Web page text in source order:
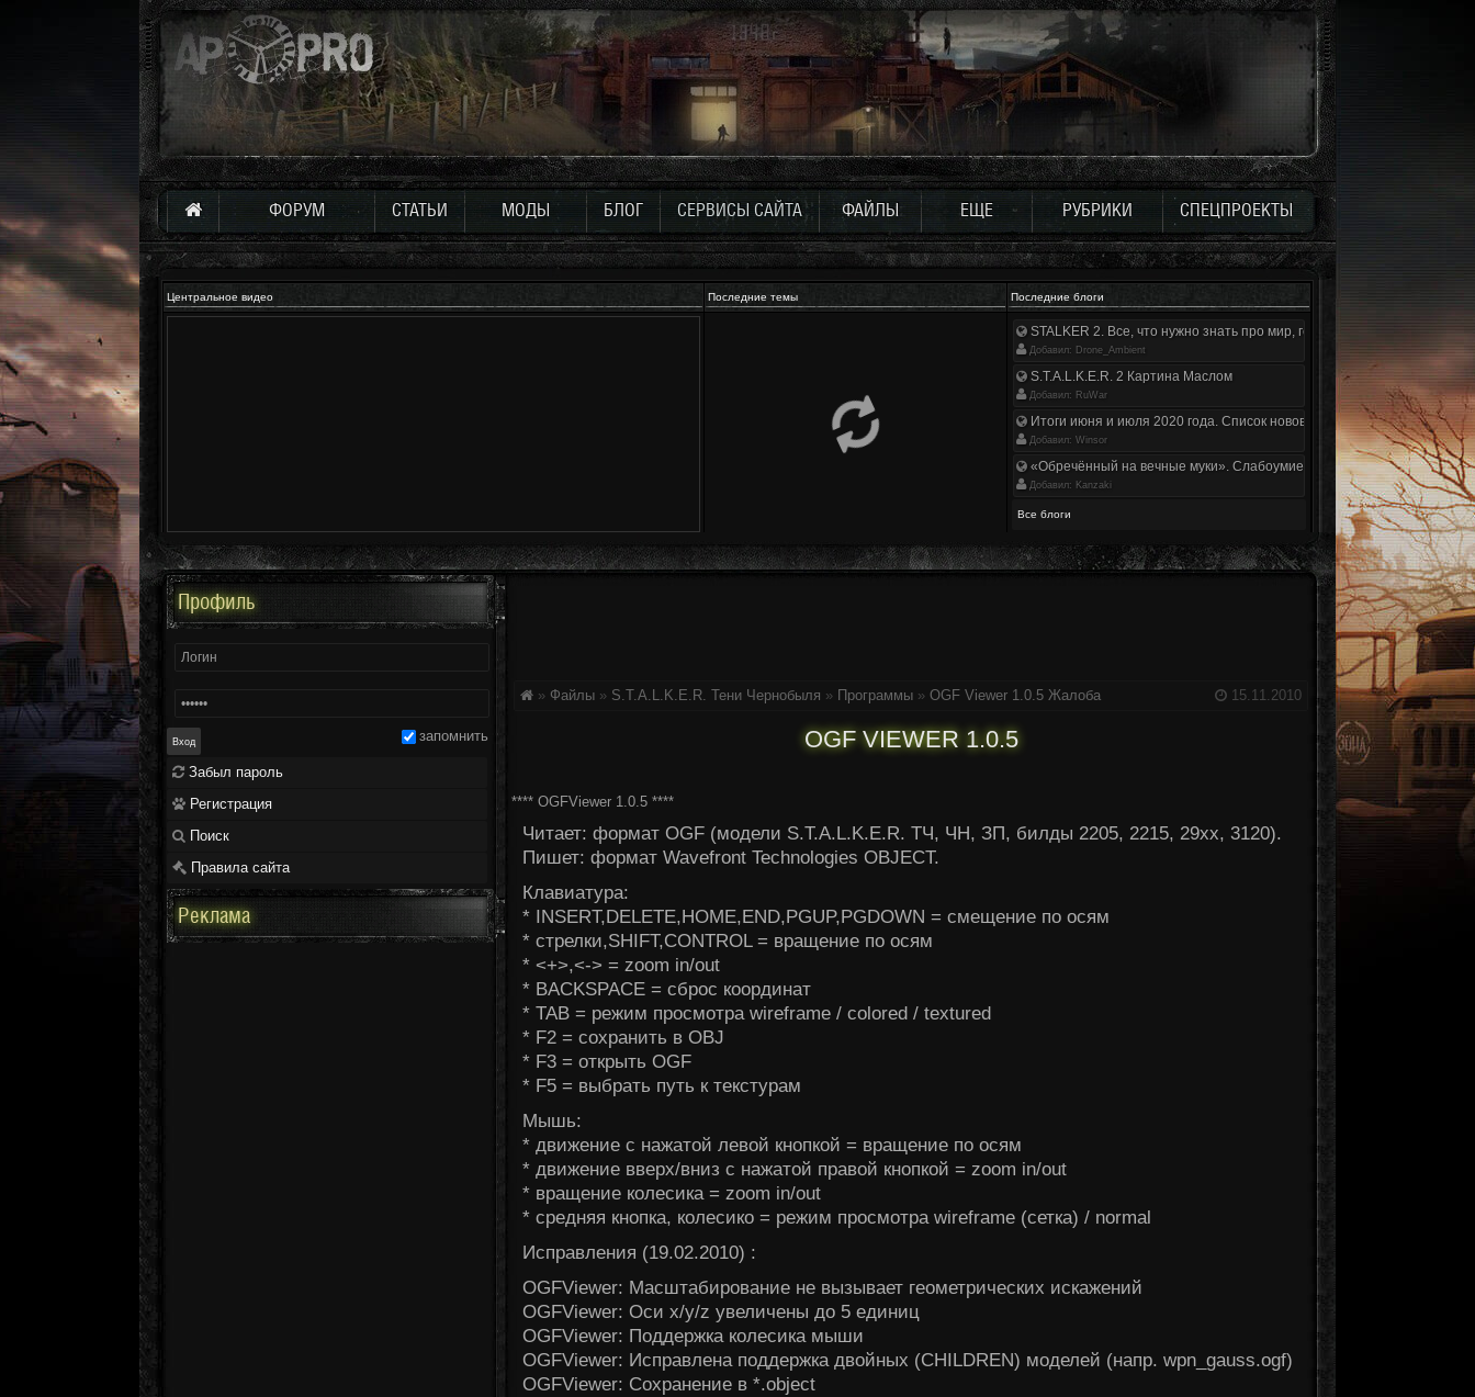
ФОРУМ СТАТЬИ МОДЫ БЛОГ СЕРВИСЫ САЙТА ФАЙЛЫ ЕЩЕ РУБРИКИ СПЕЦПРОЕКТЫ
Центральное видео Последние темы Последние блоги
STALKER 2. Все, что нужно знать про мир, геймплей и сюжет | Разбор
Добавил: Drone_Ambient
S.T.A.L.K.E.R. 2 Картина Маслом
Добавил: RuWar
Итоги июня и июля 2020 года. Список нововведений
Добавил: Winsor
«Обречённый на вечные муки». Слабоумие и отвага
Добавил: Kanzaki
Все блоги
15.11.2010
» Файлы » S.T.A.L.K.E.R. Тени Чернобыля » Программы » OGF Viewer 1.0.5 Жалоба
OGF VIEWER 1.0.5
**** OGFViewer 1.0.5 ****
Читает: формат OGF (модели S.T.A.L.K.E.R. ТЧ, ЧН, ЗП, билды 2205, 2215, 29xx, 3120).
Пишет: формат Wavefront Technologies OBJECT.
Клавиатура:
* INSERT,DELETE,HOME,END,PGUP,PGDOWN = смещение по осям
* стрелки,SHIFT,CONTROL = вращение по осям
* <+>,<-> = zoom in/out
* BACKSPACE = сброс координат
* TAB = режим просмотра wireframe / colored / textured
* F2 = сохранить в OBJ
* F3 = открыть OGF
* F5 = выбрать путь к текстурам
Мышь:
* движение с нажатой левой кнопкой = вращение по осям
* движение вверх/вниз с нажатой правой кнопкой = zoom in/out
* вращение колесика = zoom in/out
* средняя кнопка, колесико = режим просмотра wireframe (сетка) / normal
Исправления (19.02.2010) :
OGFViewer: Масштабирование не вызывает геометрических искажений
OGFViewer: Оси x/y/z yвеличены до 5 единиц
OGFViewer: Поддержка колесика мыши
OGFViewer: Исправлена поддержка двойных (CHILDREN) моделей (напр. wpn_gauss.ogf)
OGFViewer: Сохранение в *.object
Профиль
запомнить
Забыл пароль
Регистрация
Поиск
Правила сайта
Реклама